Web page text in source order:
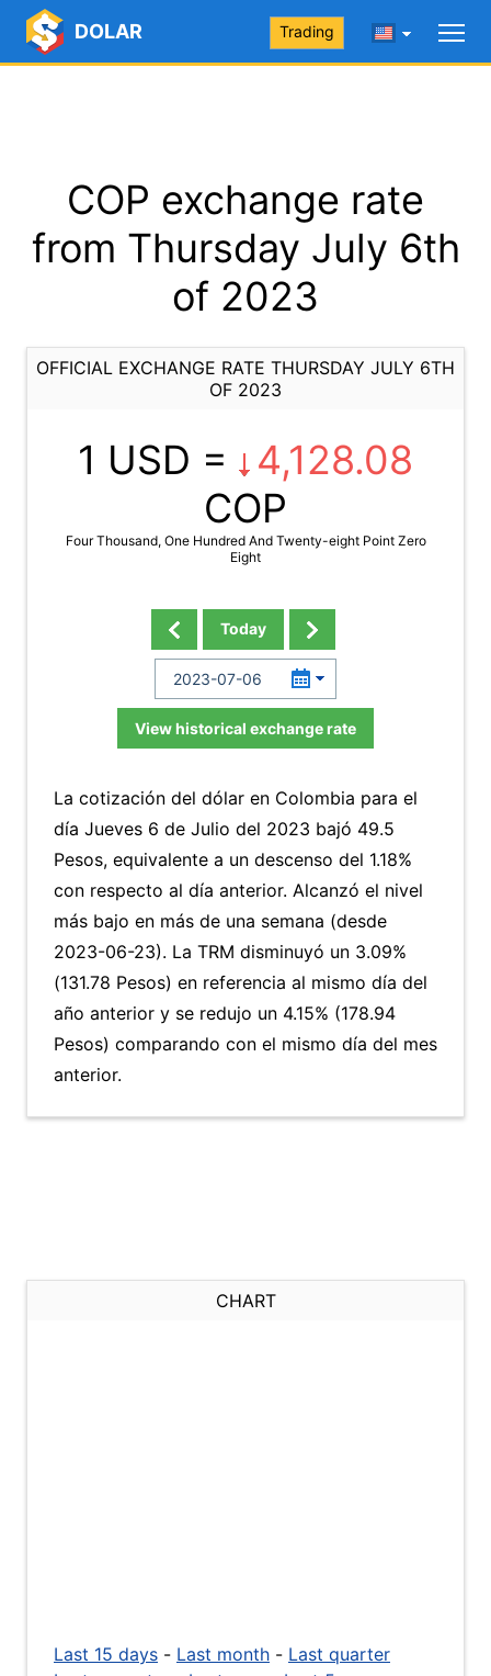
DOLAR Trading
COP exchange rate
from Thursday July 6th
of 2023
OFFICIAL EXCHANGE RATE THURSDAY JULY 6TH
OF 2023
1 USD =
4,128.08
COP
Four Thousand, One Hundred And Twenty-eight Point Zero
Eight
Today
View historical exchange rate
La cotización del dólar en Colombia para el
día Jueves 6 de Julio del 2023 bajó 49.5
Pesos, equivalente a un descenso del 1.18%
con respecto al día anterior. Alcanzó el nivel
más bajo en más de una semana (desde
2023-06-23). La TRM disminuyó un 3.09%
(131.78 Pesos) en referencia al mismo día del
año anterior y se redujo un 4.15% (178.94
Pesos) comparando con el mismo día del mes
anterior.
CHART
Last 15 days - Last month - Last quarter